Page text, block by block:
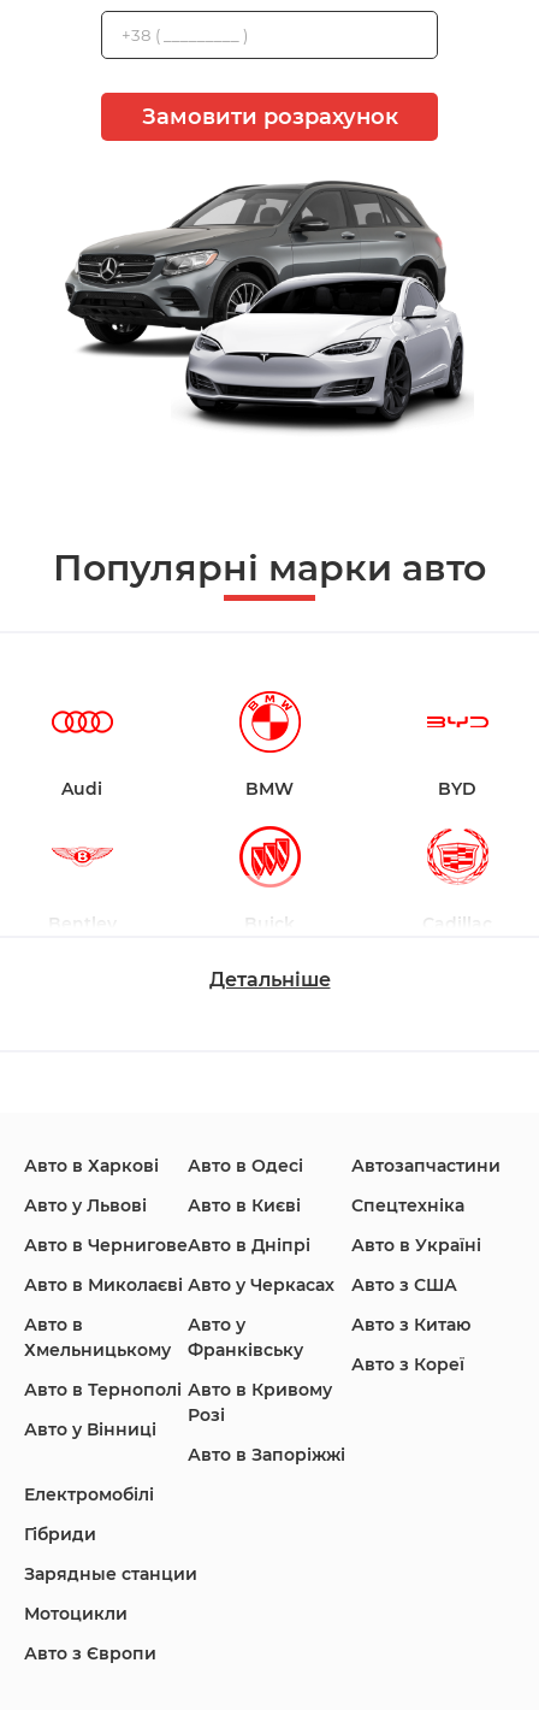
Замовити розрахунок
Популярні марки авто
Audi BMW BYD
Bentley Buick Cadillac
Honda Hyundai
Infiniti Jaguar Jeep
Land Rover
Детальніше
Авто в Харкові
Авто у Львові
Авто в Чернигове
Авто в Миколаєві
Авто в
Хмельницькому
Авто в Тернополі
Авто у Вінниці
Авто в Одесі
Авто в Києві
Авто в Дніпрі
Авто у Черкасах
Авто у
Франківську
Авто в Кривому
Розі
Авто в Запоріжжі
Автозапчастини
Спецтехніка
Авто в Україні
Авто з США
Авто з Китаю
Авто з Кореї
Електромобілі
Гібриди
Зарядные станции
Мотоцикли
Авто з Європи